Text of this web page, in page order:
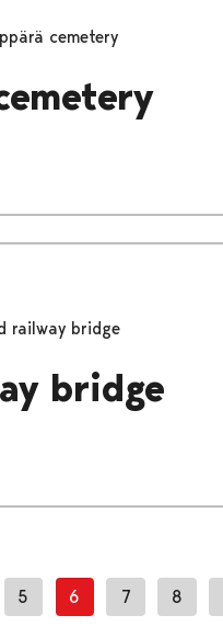
cemetery
railway bridge
bridge
5 6 7 8